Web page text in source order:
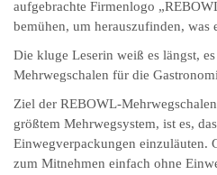
aufgebrachte Firmenlogo
bemühen, um herauszufinden, was
Die kluge Leserin weiß es längst,
Mehrwegschalen für die
Ziel der REBOWL-
größtem Mehrwegsystem, ist es,
Einwegverpackungen einzuläuten.
zum Mitnehmen einfach ohne